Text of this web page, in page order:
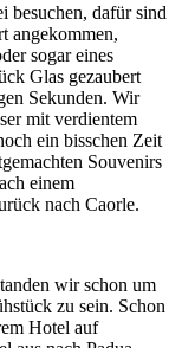
besuchen, dafür sind
angekommen,
sogar eines
Glas gezaubert
Sekunden. Wir
mit verdientem
ein bisschen Zeit
Souvenirs
einem
nach Caorle.
wir schon um
zu sein. Schon
Hotel auf